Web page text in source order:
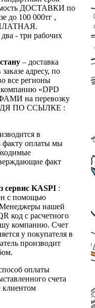
ДОСТАВКИ по
до 100 000тг ,
- три рабочих
– доставка
адресу, по
все регионы
компанию «DPD
на перевозку
ПО ССЫЛКЕ :
в
факту оплаты мы
факт
сервис KASPI :
с помощью
нашей
код с расчетного
компанию. Счет
у покупателя в
производит
оплаты
счета
клиентом